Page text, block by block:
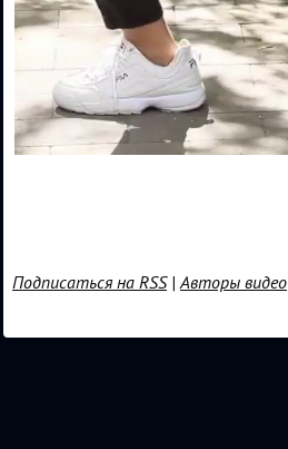
Подписаться на RSS|Авторы видео